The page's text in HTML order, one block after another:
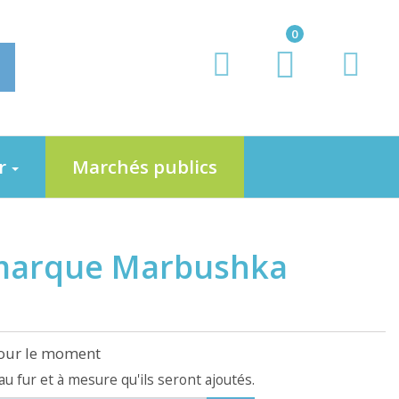
0
Marchés publics
Marbushka
le moment
fur et à mesure qu'ils seront ajoutés.